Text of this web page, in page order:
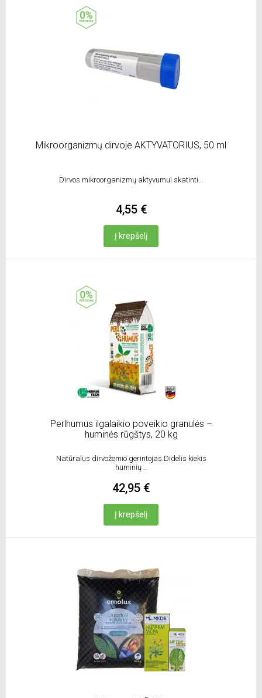
Mikroorganizmų dirvoje AKTYVATORIUS, 50 ml
Dirvos mikroorganizmų aktyvumui skatinti...
4,55 €
Į krepšelį
Perlhumus ilgalaikio poveikio granulės –
huminės rūgštys, 20 kg
Natūralus dirvožemio gerintojas.Didelis kiekis
huminių ..
42,95 €
Į krepšelį